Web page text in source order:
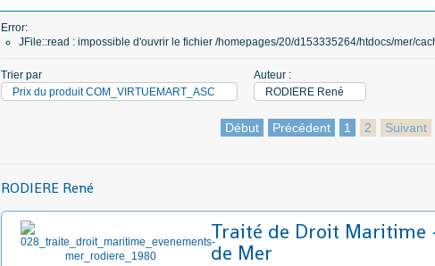
Error:
JFile::read : impossible d'ouvrir le fichier /homepages/20/d153335264/htdocs/mer/
Trier par
Prix du produit COM_VIRTUEMART_ASC
Auteur :
RODIERE René
Début Précédent 1 2 Suivant
RODIERE René
Traité de Droit Maritime
de Mer